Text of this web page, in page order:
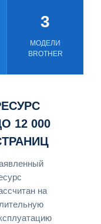
3
МОДЕЛИ
BROTHER
12 000
на